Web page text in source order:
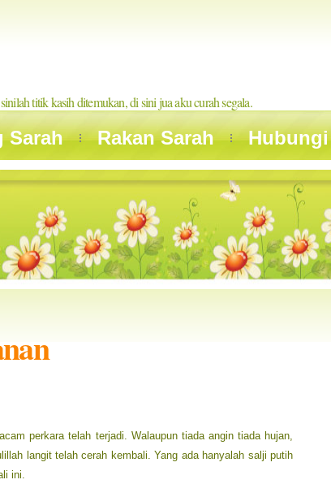
titik kasih ditemukan, di sini jua aku curah segala.
Sarah Rakan Sarah
perkara telah terjadi. Walaupun tiada angin tiada hujan,
langit telah cerah kembali. Yang ada hanyalah salji putih
ini.